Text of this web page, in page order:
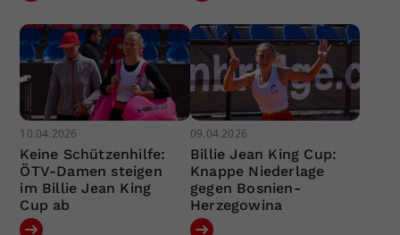
10.04.2026
Keine Schützenhilfe:
ÖTV-Damen steigen
im Billie Jean King
Cup ab
09.04.2026
Billie Jean King Cup:
Knappe Niederlage
gegen Bosnien-
Herzegowina